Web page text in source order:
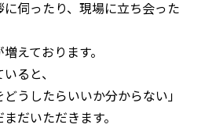
伺ったり、現場に立ち会った
えております。
ると、
うしたらいいか分からない」
だいただきます。